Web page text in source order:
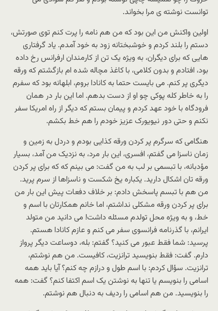
توانست نوشته ی مرا بخواند.
اولین واکنش من این بود که من هم نامه را پرت کنم توی صورتش،
دستم را بلند کردم و خوشبختانه زود به خود آمدم. یاد گرفتاری
هایی که برای دیگران، به ویژه یک تن از کارمندان ارفرانس رخ داده
بود، افتادم و بدون کلامی، با کاغذ مچاله شده ام بازگشتم که ورقه
دیگری پر کنم. می بایست حتما به کانادا بروم، ابلهانه بود که سفرم
را به خاطر کله پوکی چو او از دست بدهم. اما این بار در همان
فرودگاه با خود عهد کردم و پیمان بستم که دیگر از راه امریکا سفر
نکنم و حتی دور نیویورک عزیز خودم را هم خط بکشم.
هنگامی که سرگرم پر کردن ورقه کذایی بودم و دردل به زمین و
زمان ناسزا می گفتم، افسری، این بار مرد، به نزدیک من آمد، بسیار
مؤدبانه، با تبسمی بر لب به من گفت: می بینم که که برای پر کردن
ورقه تان اشکال دارید. یکباره یخ شکست و ناسزاها از سرم پرید.
من هم با تبسم پاسخش دادم: بر خلاف دفعات پیش این بار من
برای پر کردن ورقه مشکلی نداشتم، اما خانم همکارتان با اسم و
خط، و به ویژه محل تولدم مسئله داشت! می دانید من متولد
ایرانم، با گذرنامه فرانسوی سفر می کنم و عازم کانادا هستم.
پرسید: شما فقط عبور می کنید؟ گفتم: بله، دوساعت دیگر پرواز
دارم. گفت: فقط بنویسید ترانزیت، کافیست. من هم نوشتم،
ترانزیت. سؤال کردم: با اسم طول و درازم چه کنم؟ آیا باید همه
اسامی را بنویسم یا تنها به نوشتن یک اسم اکتفا کنم؟ گفت: همه
را بنویسید. من هم اسامی را ردیف به دنبال هم نوشتم.